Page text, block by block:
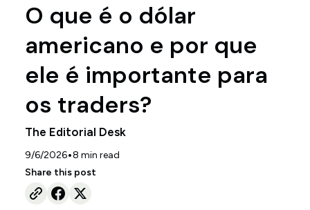
O que é o dólar
americano e por que
ele é importante para
os traders?
The Editorial Desk
9/6/2026•8 min read
Share this post